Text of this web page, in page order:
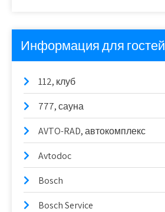
Информация для гостей
112, клуб
777, сауна
AVTO-RAD, автокомплекс
Avtodoc
Bosch
Bosch Service